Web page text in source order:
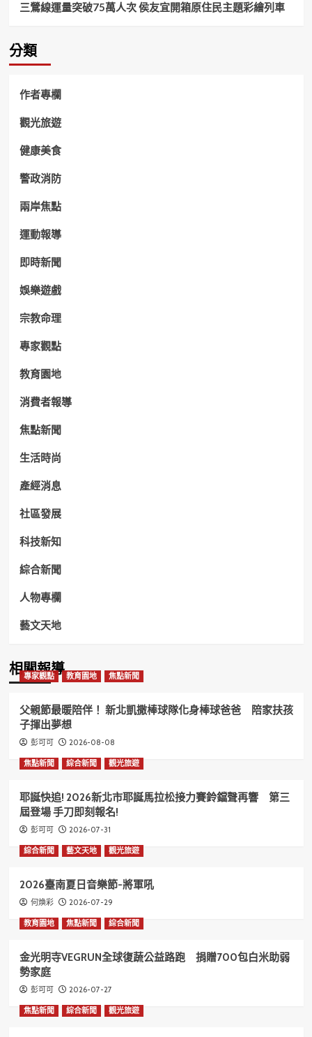
三鶯線運量突破75萬人次 侯友宜開箱原住民主題彩繪列車
分類
作者專欄
觀光旅遊
健康美食
警政消防
兩岸焦點
運動報導
即時新聞
娛樂遊戲
宗教命理
專家觀點
教育園地
消費者報導
焦點新聞
生活時尚
產經消息
社區發展
科技新知
綜合新聞
人物專欄
藝文天地
相關報導
專家觀點 教育園地 焦點新聞
父親節最暖陪伴！ 新北凱撒棒球隊化身棒球爸爸 陪家扶孩
子揮出夢想
彭可可 2026-08-08
焦點新聞 綜合新聞 觀光旅遊
耶誕快追! 2026新北市耶誕馬拉松接力賽鈴鐺聲再響 第三
屆登場 手刀即刻報名!
彭可可 2026-07-31
綜合新聞 藝文天地 觀光旅遊
2026臺南夏日音樂節-將軍吼
何煥彩 2026-07-29
教育園地 焦點新聞 綜合新聞
金光明寺VEGRUN全球復蔬公益路跑 捐贈700包白米助弱
勢家庭
彭可可 2026-07-27
焦點新聞 綜合新聞 觀光旅遊